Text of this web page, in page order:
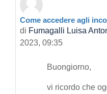
Come accedere agli
di Fumagalli Luisa
2023, 09:35
Numero di risposte: 0
Buongiorno,
vi ricordo che